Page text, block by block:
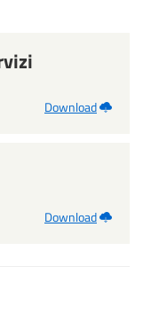
Download
Download